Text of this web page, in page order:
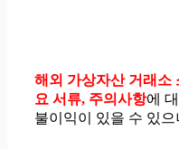
해외 가상자산 거래소
요 서류, 주의사항에
불이익이 있을 수 있